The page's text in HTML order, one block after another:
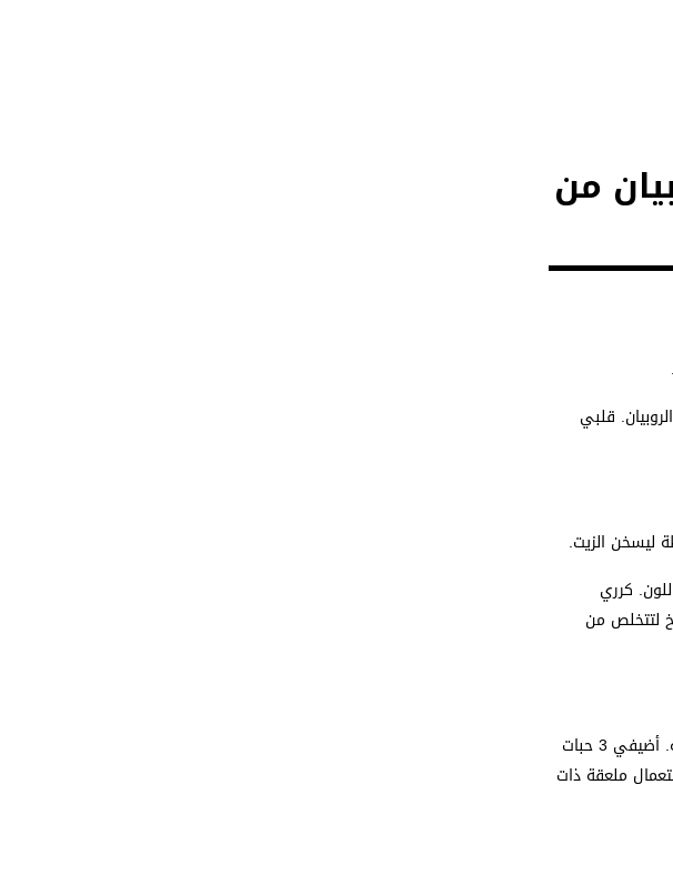
من
على السمك والروبيان. قلبي
كرري
لتتخلص من
8. خليط الصلصة البنية: في قدر متوسط الحجم ضعي نصف كوب من الزيت، ضعي القدر على نار متوسطة. أضيفي 3 حبات
ملعقة ذات